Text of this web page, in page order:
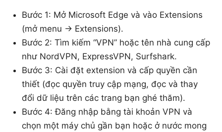
Bước 1: Mở Microsoft Edge và vào Extensions
(mở menu -> Extensions).
Bước 2: Tìm kiếm “VPN” hoặc tên nhà cung cấp
như NordVPN, ExpressVPN, Surfshark.
Bước 3: Cài đặt extension và cấp quyền cần
thiết (đọc quyền truy cập mạng, đọc và thay
đổi dữ liệu trên các trang bạn ghé thăm).
Bước 4: Đăng nhập bằng tài khoản VPN và
chọn một máy chủ gần bạn hoặc ở nước mong